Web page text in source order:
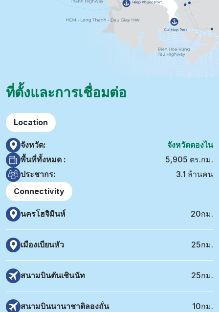
ที่ตั้งและการเชื่อมต่อ
Location
จังหวัด:
จังหวัดดองไน
พื้นที่ทั้งหมด :
5,905 ตร.กม.
ประชากร:
3.1 ล้านคน
Connectivity
นครโฮจิมินห์ 20กม.
เมืองเบียนหัว 25กม.
สนามบินตันเชินนัท 25กม.
สนามบินนานาชาติลองถั่น 10กม.